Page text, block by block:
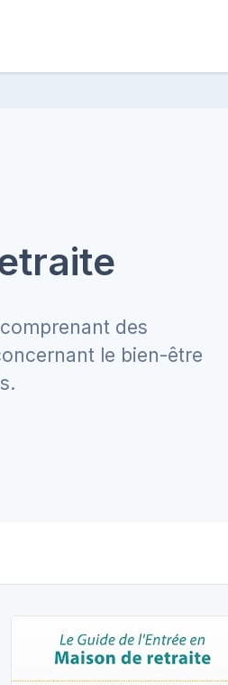
des
le bien-être